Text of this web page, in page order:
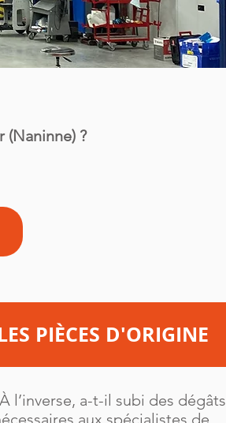
?
PIÈCES D'ORIGINE
l’inverse, a-t-il subi des dégâts
aux spécialistes de